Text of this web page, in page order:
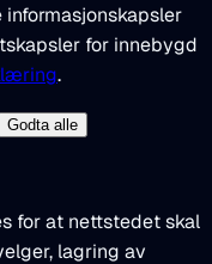
for innebygd
.
Godta alle
for at nettstedet skal
lagring av